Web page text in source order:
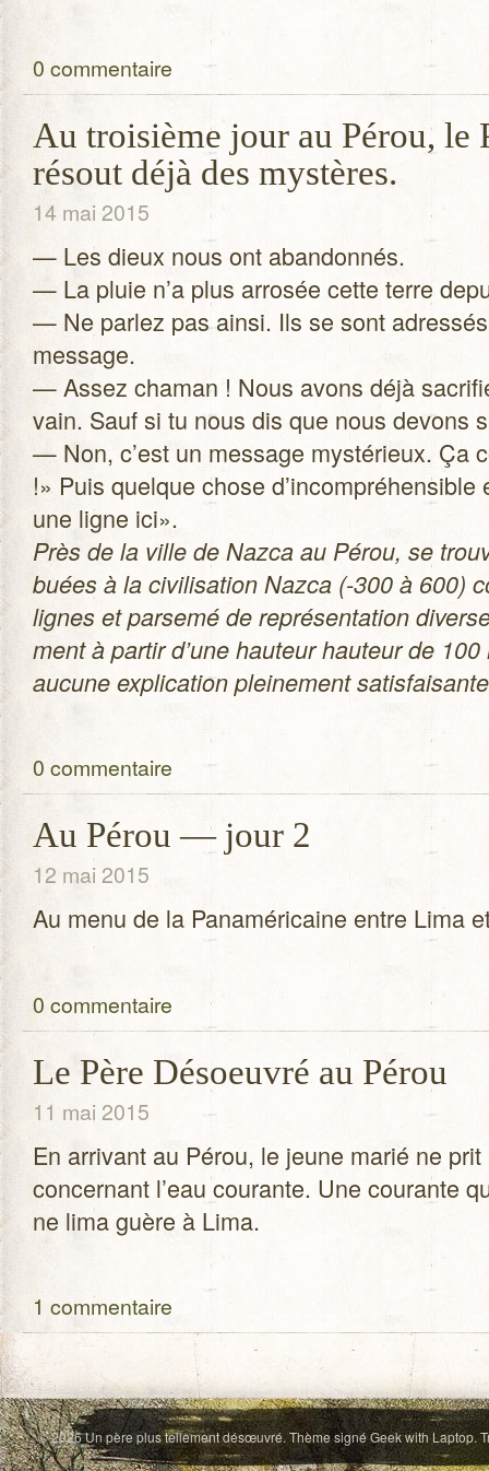
0 commentaire
Au troisième jour au Pérou, le
résout déjà des mystères.
14 mai 2015
— Les dieux nous ont aban­don­nés.
— La pluie n’a plus arro­sée cette terre
— Ne par­lez pas ainsi. Ils se sont
mes­sage.
— Assez cha­man ! Nous avons déjà
vain. Sauf si tu nous dis que nous devons
— Non, c’est un mes­sage mys­té­rieux. Ça
!» Puis quelque chose
une ligne ici».
Près de la ville de Nazca au Pérou, se
buées à la civi­li­sa­tion Nazca (-300 à 600)
lignes et par­semé de repré­sen­ta­tion
ment à par­tir d’une hau­teur hau­teur de
aucune expli­ca­tion plei­ne­ment
0 commentaire
Au Pérou — jour 2
12 mai 2015
Au menu de la Pan­amé­ri­caine entre Lima
0 commentaire
Le Père Désoeuvré au Pérou
11 mai 2015
En arri­vant au Pérou, le jeune marié ne
concer­nant l’eau cou­rante. Une cou­rante
ne lima guère à Lima.
1 commentaire
© 2026Un père plus tellement désœuvré. Thème signéGeek with Laptop.